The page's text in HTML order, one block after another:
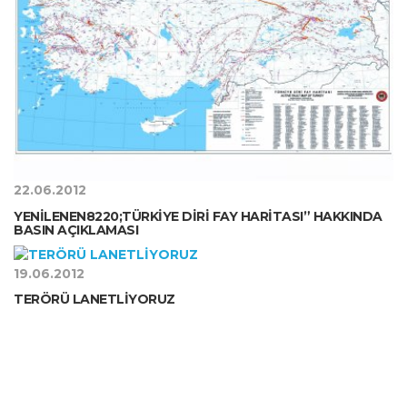
22.06.2012
YENİLENEN8220;TÜRKİYE DİRİ FAY HARİTASI” HAKKINDA
BASIN AÇIKLAMASI
19.06.2012
TERÖRÜ LANETLİYORUZ